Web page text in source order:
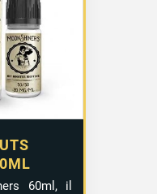
1 avis
60ml, il